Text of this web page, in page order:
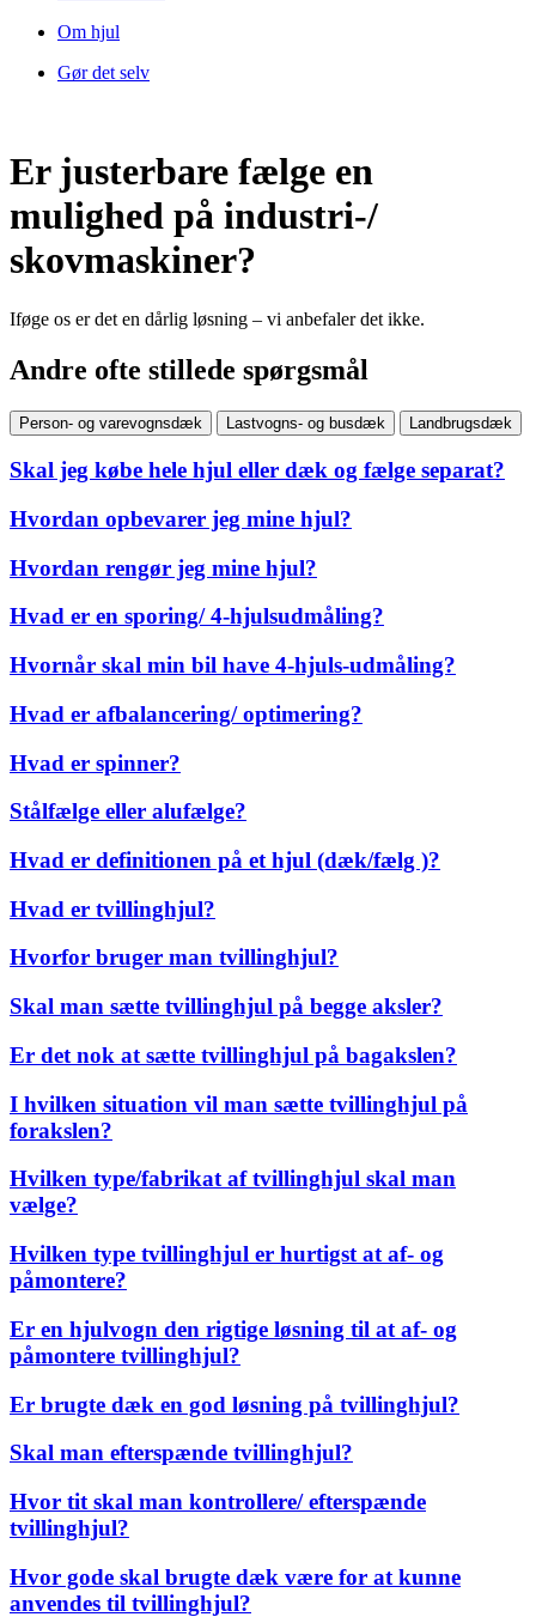
Om hjul
Gør det selv
Er justerbare fælge en
mulighed på industri-/
skovmaskiner?
Iføge os er det en dårlig løsning – vi anbefaler det ikke.
Andre ofte stillede spørgsmål
Person- og varevognsdæk Lastvogns- og busdæk Landbrugsdæk
Skal jeg købe hele hjul eller dæk og fælge separat?
Hvordan opbevarer jeg mine hjul?
Hvordan rengør jeg mine hjul?
Hvad er en sporing/ 4-hjulsudmåling?
Hvornår skal min bil have 4-hjuls-udmåling?
Hvad er afbalancering/ optimering?
Hvad er spinner?
Stålfælge eller alufælge?
Hvad er definitionen på et hjul (dæk/fælg )?
Hvad er tvillinghjul?
Hvorfor bruger man tvillinghjul?
Skal man sætte tvillinghjul på begge aksler?
Er det nok at sætte tvillinghjul på bagakslen?
I hvilken situation vil man sætte tvillinghjul på
forakslen?
Hvilken type/fabrikat af tvillinghjul skal man
vælge?
Hvilken type tvillinghjul er hurtigst at af- og
påmontere?
Er en hjulvogn den rigtige løsning til at af- og
påmontere tvillinghjul?
Er brugte dæk en god løsning på tvillinghjul?
Skal man efterspænde tvillinghjul?
Hvor tit skal man kontrollere/ efterspænde
tvillinghjul?
Hvor gode skal brugte dæk være for at kunne
anvendes til tvillinghjul?